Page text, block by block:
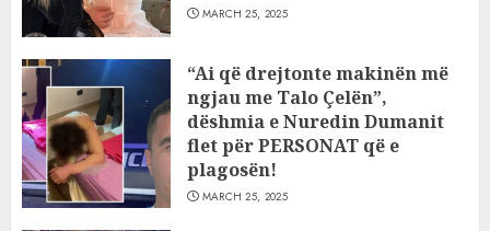
MARCH 25, 2025
“Ai që drejtonte makinën më
ngjau me Talo Çelën”,
dëshmia e Nuredin Dumanit
flet për PERSONAT që e
plagosën!
MARCH 25, 2025